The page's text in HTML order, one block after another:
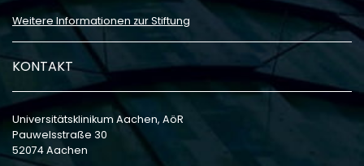
Weitere Informationen zur Stiftung
KONTAKT
Universitätsklinikum Aachen, AöR
Pauwelsstraße 30
52074 Aachen